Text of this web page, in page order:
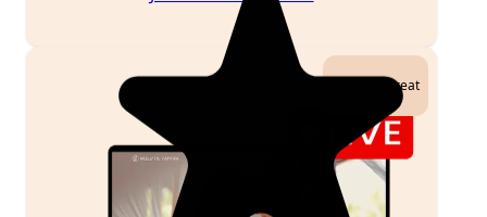
Online-Retreat